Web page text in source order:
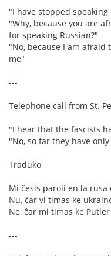
"I have stopped
"Why, because you are
for speaking Russian?"
"No, because I am
me"
---
Telephone call from St.
"I hear that the fascists
"No, so far they have
Traduko
Mi ĉesis paroli en la rusa
Nu, ĉar vi timas ke
Ne, ĉar mi timas ke
---